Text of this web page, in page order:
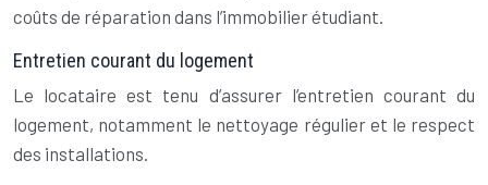
coûts de réparation dans l’immobilier étudiant.
Entretien courant du logement
Le locataire est tenu d’assurer l’entretien courant du
logement, notamment le nettoyage régulier et le respect
des installations.